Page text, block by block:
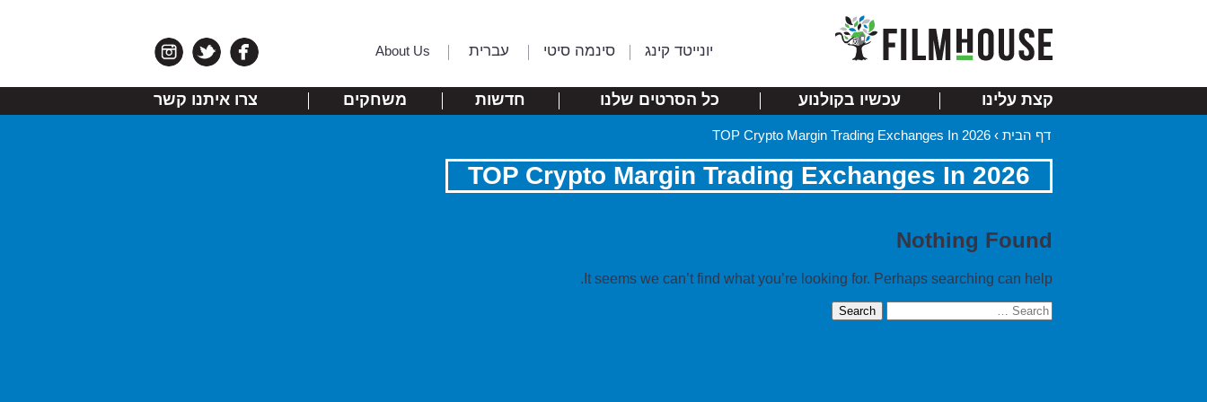
יונייטד קינג סינמה סיטי עברית About Us
קצת עלינו עכשיו בקולנוע כל הסרטים שלנו חדשות משחקים צרו איתנו קשר
דף הבית ›
TOP Crypto Margin Trading Exchanges In 2026
TOP Crypto Margin Trading Exchanges In 2026
Nothing Found
It seems we can’t find what you’re looking for. Perhaps searching can help.
Search
for: